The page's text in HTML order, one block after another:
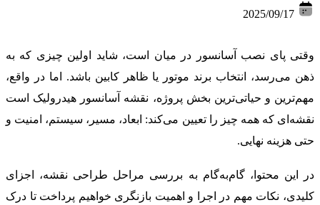
وقتی پای نصب آسانسور در میان است، شاید اولین چیزی که به
ذهن می‌رسد، انتخاب برند موتور یا ظاهر کابین باشد. اما در واقع،
مهم‌ترین و حیاتی‌ترین بخش پروژه، نقشه آسانسور هیدرولیک است
نقشه‌ای که همه چیز را تعیین می‌کند: ابعاد، مسیر، سیستم، امنیت و
حتی هزینه نهایی.
در این محتوا، گام‌به‌گام به بررسی مراحل طراحی نقشه، اجزای
کلیدی، نکات مهم در اجرا و اهمیت بازنگری خواهیم پرداخت تا درک